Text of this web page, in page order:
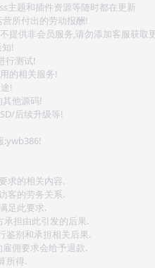
主题和插件资源等随时都在更新
所付出的劳动报酬!
提供非会员服务,请勿添加客服获取
!
行测试!
的相关服务!
!
他源码!
后续升级等!
:ywb386!
求的相关内容.
客的劳务关系.
足此要求.
担由此引发的后果.
鉴别和承担相关后果.
佣要求会给予退款.
所得.